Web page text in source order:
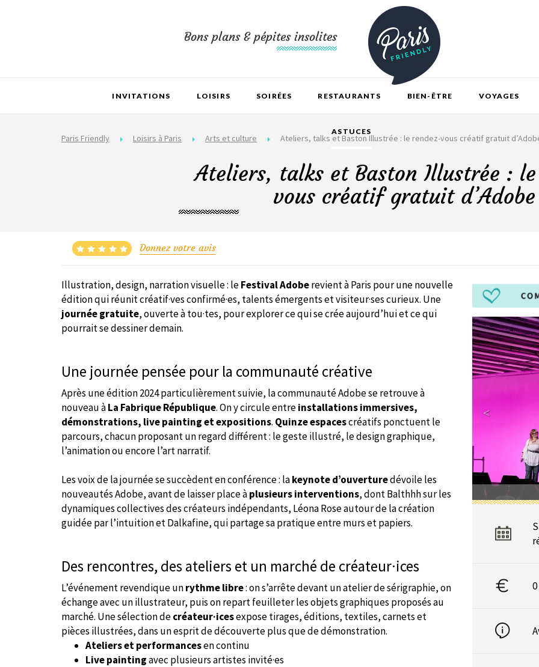
Bons plans & pépites insolites
INVITATIONS LOISIRS SOIRÉES RESTAURANTS BIEN-ÊTRE VOYAGES
ASTUCES
Paris Friendly Loisirs à Paris Arts et culture Ateliers, talks et Baston Illustrée : le rendez-vous créatif gratuit
Ateliers, talks et Baston Illustrée :
vous créatif gratuit d’Adobe
Donnez votre avis
Illustration, design, narration visuelle : leFestival Adoberevient à Paris pour une nouvelle
édition qui réunit créatif·ves confirmé·es, talents émergents et visiteur·ses curieux. Une
journée gratuite, ouverte à tou·tes, pour explorer ce qui se crée aujourd’hui et ce qui
pourrait se dessiner demain.
Une journée pensée pour la communauté créative
Après une édition 2024 particulièrement suivie, la communauté Adobe se retrouve à
nouveau àLa Fabrique République. On y circule entreinstallations immersives,
démonstrations, live painting et expositions. Quinze espacescréatifs ponctuent le
parcours, chacun proposant un regard différent : le geste illustré, le design graphique,
l’animation ou encore l’art narratif.
Les voix de la journée se succèdent en conférence : lakeynote d’ouverturedévoile les
nouveautés Adobe, avant de laisser place àplusieurs interventions, dont Balthhh sur les
dynamiques collectives des créateurs indépendants, Léona Rose autour de la création
guidée par l’intuition et Dalkafine, qui partage sa pratique entre murs et papiers.
Des rencontres, des ateliers et un marché de créateur·ices
L’événement revendique unrythme libre: on s’arrête devant un atelier de sérigraphie, on
échange avec un illustrateur, puis on repart feuilleter les objets graphiques proposés au
marché. Une sélection decréateur·icesexpose tirages, éditions, textiles, carnets et
pièces illustrées, dans un esprit de découverte plus que de démonstration.
Ateliers et performancesen continu
Live paintingavec plusieurs artistes invité·es